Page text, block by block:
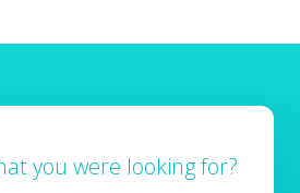
you were looking for?